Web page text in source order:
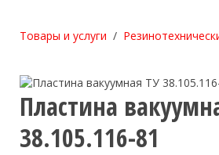
Товары и услуги
Пластина
38.105.116-81